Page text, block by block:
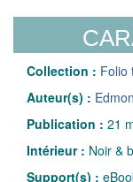
Collection : Folio
Auteur(s) :
Publication : 21
Intérieur : Noir &
Support(s) :